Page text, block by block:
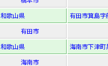
和歌山県
有田市箕島
有田市
和歌山県
海南市下津
海南市